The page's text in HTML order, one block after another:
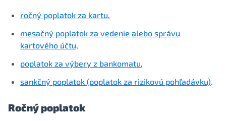
ročný poplatok za kartu,
mesačný poplatok za vedenie alebo správu
kartového účtu,
poplatok za výbery z bankomatu,
sankčný poplatok (poplatok za rizikovú pohľadávku).
Ročný poplatok